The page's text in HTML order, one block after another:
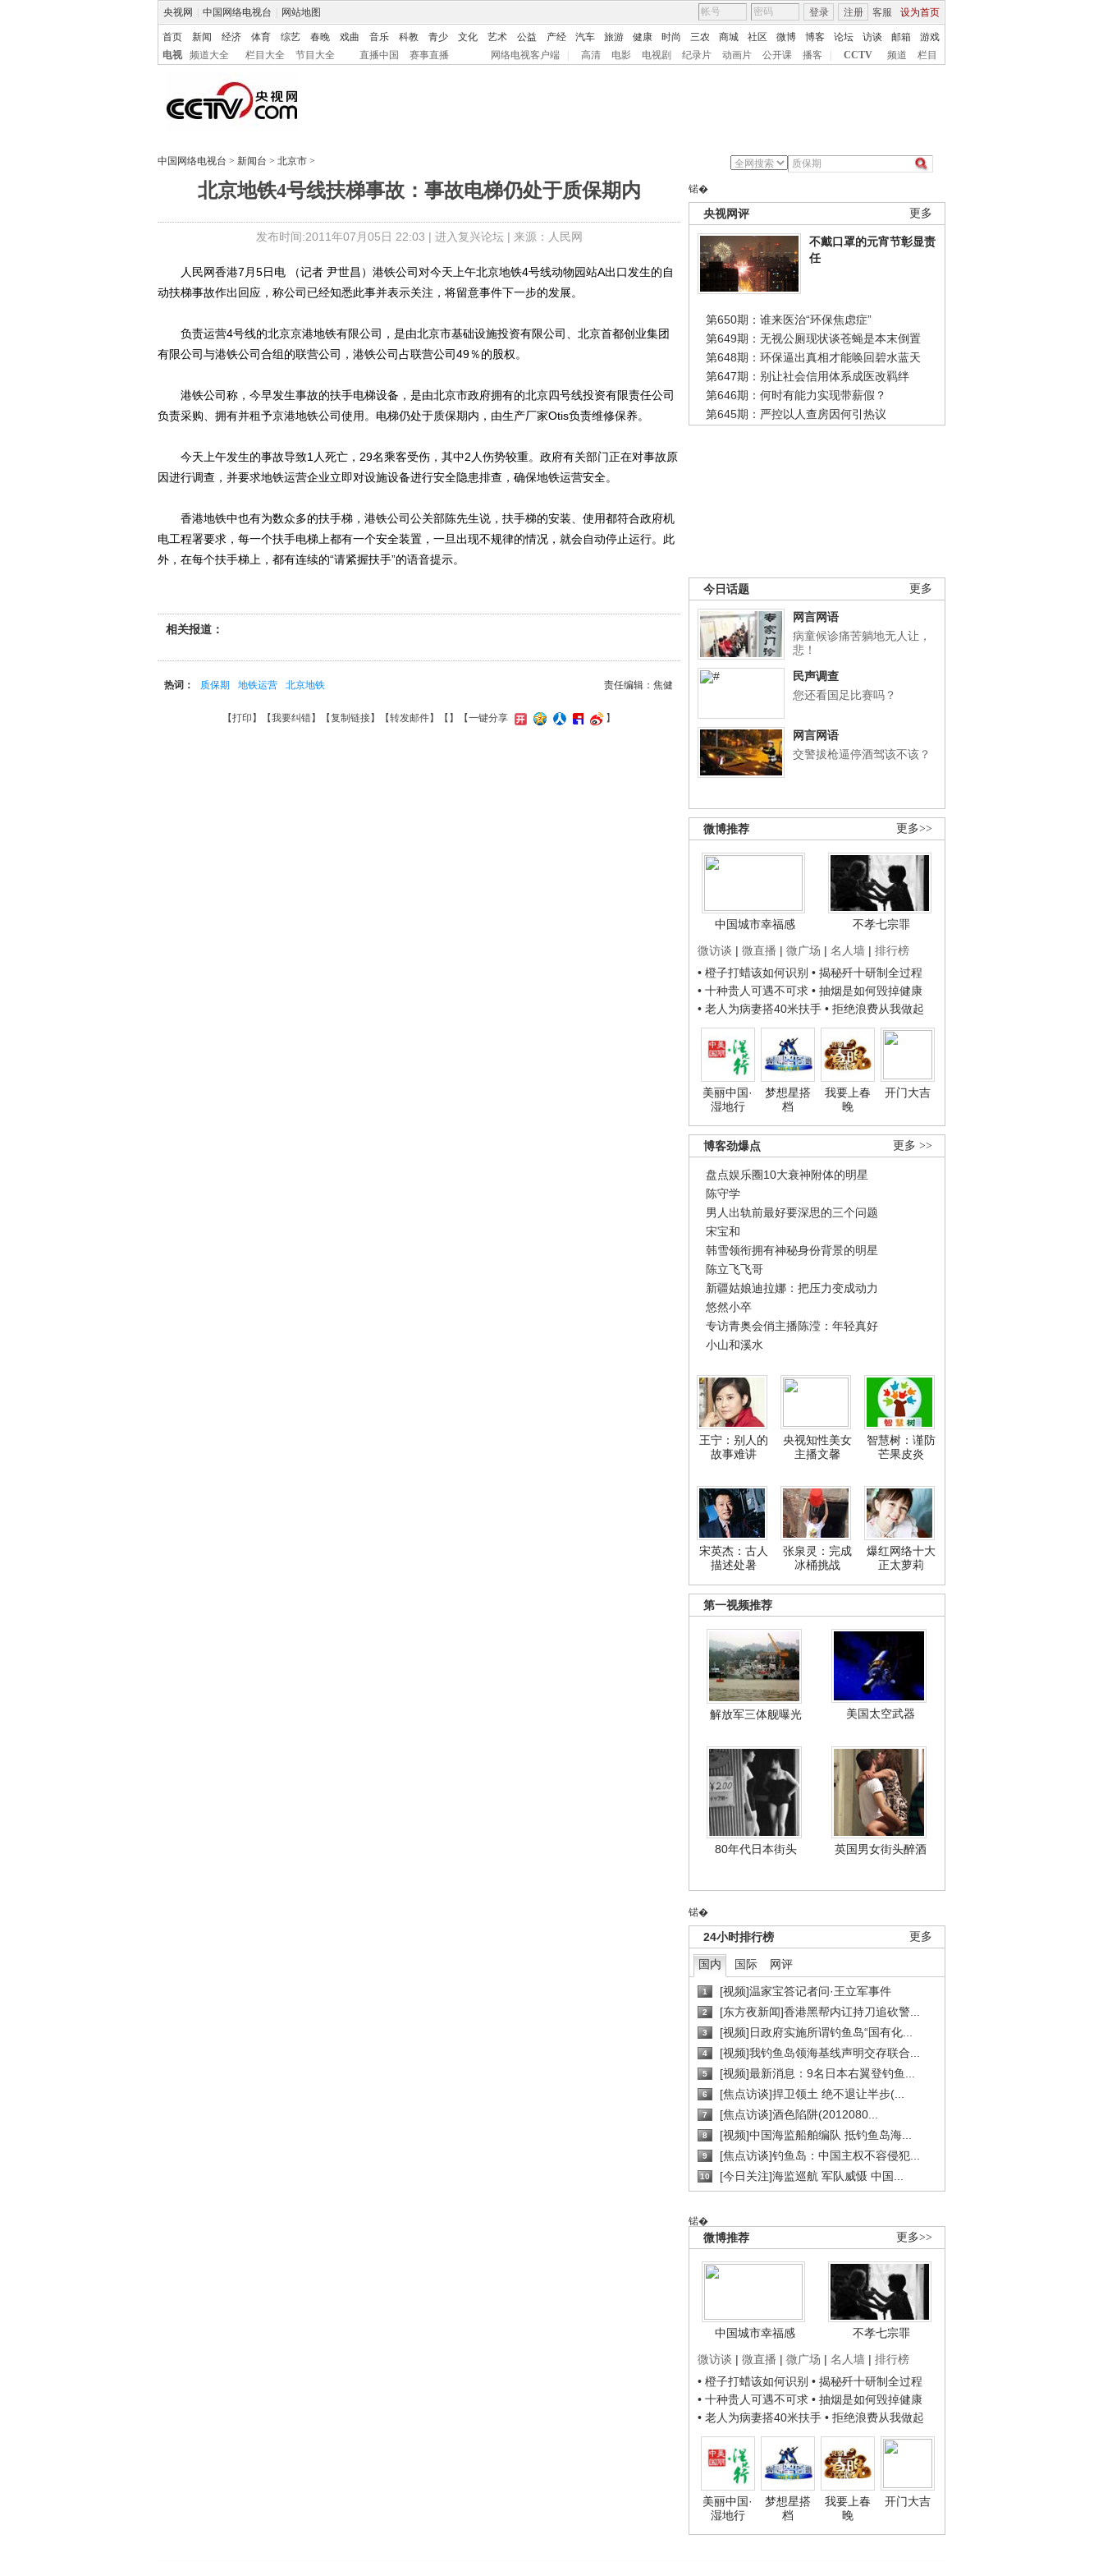
央视网 中国网络电视台 网站地图 客服 设为首页
登录 注册
首页 新闻 经济 体育 综艺 春晚 戏曲 音乐 科教 青少 文化 艺术 公益 产经 汽车 旅游 健康 时尚 三农 商城 社区 微博 博客 论坛 访谈 邮箱
游戏
电视
频道大全 栏目大全 节目大全 直播中国 赛事直播 网络电视客户端 高清 电影 电视剧 纪录片 动画片 公开课 播客 CCTV 频道 栏目
中国网络电视台 > 新闻台 > 北京市 >
北京地铁4号线扶梯事故：事故电梯仍处于质保期内
发布时间:2011年07月05日 22:03 | 进入复兴论坛| 来源：人民网
锘�
更多
央视网评
不戴口罩的元宵节彰显责
任
第650期：谁来医治“环保焦虑症”
第649期：无视公厕现状谈苍蝇是本末倒置
第648期：环保逼出真相才能唤回碧水蓝天
第647期：别让社会信用体系成医改羁绊
第646期：何时有能力实现带薪假？
第645期：严控以人查房因何引热议
更多
今日话题
网言网语
病童候诊痛苦躺地无人让，
悲！
民声调查
您还看国足比赛吗？
网言网语
交警拔枪逼停酒驾该不该？
更多>>
微博推荐
中国城市幸福感
不孝七宗罪
微访谈 | 微直播 | 微广场 | 名人墙 | 排行榜
• 橙子打蜡该如何识别 • 揭秘歼十研制全过程
• 十种贵人可遇不可求 • 抽烟是如何毁掉健康
• 老人为病妻搭40米扶手 • 拒绝浪费从我做起
美丽中国·
湿地行
梦想星搭
档
我要上春
晚
开门大吉
更多 >>
博客劲爆点
盘点娱乐圈10大衰神附体的明星
陈守学
男人出轨前最好要深思的三个问题
宋宝和
韩雪领衔拥有神秘身份背景的明星
陈立飞飞哥
新疆姑娘迪拉娜：把压力变成动力
悠然小卒
专访青奥会俏主播陈滢：年轻真好
小山和溪水
王宁：别人的
故事难讲
央视知性美女
主播文馨
智慧树：谨防
芒果皮炎
宋英杰：古人
描述处暑
张泉灵：完成
冰桶挑战
爆红网络十大
正太萝莉
第一视频推荐
解放军三体舰曝光 美国太空武器
80年代日本街头 英国男女街头醉酒
锘�
更多
24小时排行榜
国内 国际 网评
1 [视频]温家宝答记者问·王立军事件
2 [东方夜新闻]香港黑帮内讧持刀追砍警...
3 [视频]日政府实施所谓钓鱼岛“国有化...
4 [视频]我钓鱼岛领海基线声明交存联合...
5 [视频]最新消息：9名日本右翼登钓鱼...
6 [焦点访谈]捍卫领土 绝不退让半步(...
7 [焦点访谈]酒色陷阱(2012080...
8 [视频]中国海监船舶编队 抵钓鱼岛海...
9 [焦点访谈]钓鱼岛：中国主权不容侵犯...
10 [今日关注]海监巡航 军队威慑 中国...
锘�
更多>>
微博推荐
中国城市幸福感
不孝七宗罪
微访谈 | 微直播 | 微广场 | 名人墙 | 排行榜
• 橙子打蜡该如何识别 • 揭秘歼十研制全过程
• 十种贵人可遇不可求 • 抽烟是如何毁掉健康
• 老人为病妻搭40米扶手 • 拒绝浪费从我做起
美丽中国·
湿地行
梦想星搭
档
我要上春
晚
开门大吉
人民网香港7月5日电 （记者 尹世昌）港铁公司对今天上午北京地铁4号线动物园站A出口发生的自
动扶梯事故作出回应，称公司已经知悉此事并表示关注，将留意事件下一步的发展。
负责运营4号线的北京京港地铁有限公司，是由北京市基础设施投资有限公司、北京首都创业集团
有限公司与港铁公司合组的联营公司，港铁公司占联营公司49％的股权。
港铁公司称，今早发生事故的扶手电梯设备，是由北京市政府拥有的北京四号线投资有限责任公司
负责采购、拥有并租予京港地铁公司使用。电梯仍处于质保期内，由生产厂家Otis负责维修保养。
今天上午发生的事故导致1人死亡，29名乘客受伤，其中2人伤势较重。政府有关部门正在对事故原
因进行调查，并要求地铁运营企业立即对设施设备进行安全隐患排查，确保地铁运营安全。
香港地铁中也有为数众多的扶手梯，港铁公司公关部陈先生说，扶手梯的安装、使用都符合政府机
电工程署要求，每一个扶手电梯上都有一个安全装置，一旦出现不规律的情况，就会自动停止运行。此
外，在每个扶手梯上，都有连续的“请紧握扶手”的语音提示。
相关报道：
责任编辑：焦健
热词： 质保期 地铁运营 北京地铁
【打印 】【我要纠错】【复制链接】【转发邮件】【 】 【一键分享 】